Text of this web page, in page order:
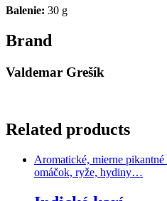
Balenie: 30 g
Brand
Valdemar Grešík
Related products
Aromatické, mierne
omáčok, ryže, hydiny…